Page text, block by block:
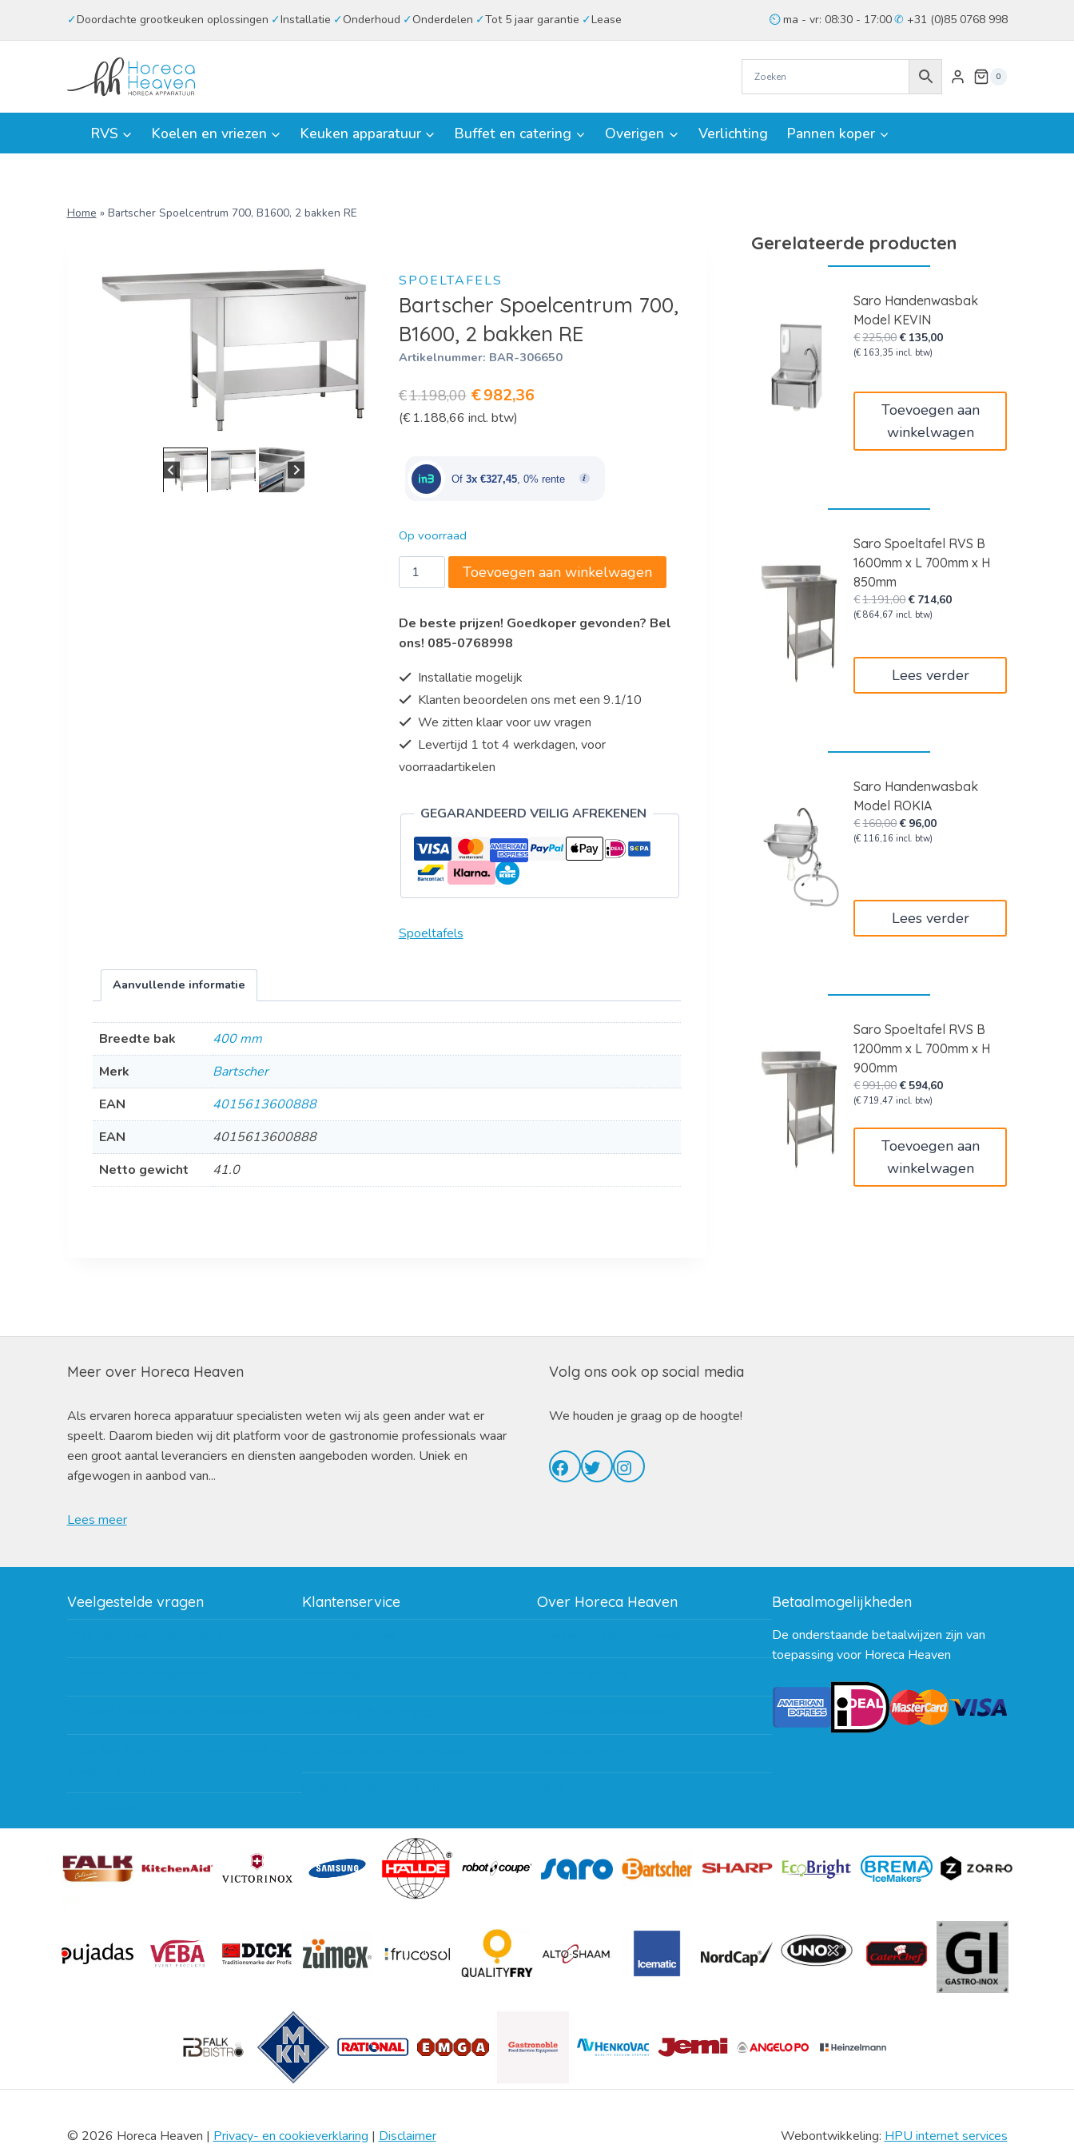
Doordachte grootkeuken oplossingen Installatie Onderhoud Onderdelen Tot 5 jaar garantie Lease ma - vr: 08:30 - 17:00 +31 (0)85 0768 998
0
RVS Koelen en vriezen Keuken apparatuur Buffet en catering Overigen Verlichting Pannen koper
Home » Bartscher Spoelcentrum 700, B1600, 2 bakken RE
SPOELTAFELS
Bartscher Spoelcentrum 700,
B1600, 2 bakken RE
Artikelnummer: BAR-306650
€1.198,00 Oorspronkelijke
prijs
€1.198,00.
€982,36Huidige
€982,36.
(€ 1.188,66 incl. btw)
Of 3x €327,45, 0% rente
Op voorraad
Bartscher
Spoelcentrum
B1600,
2
RE
aantal
Toevoegen aan winkelwagen
De beste prijzen! Goedkoper gevonden? Bel
ons! 085-0768998
Installatie mogelijk
Klanten beoordelen ons met een 9.1/10
We zitten klaar voor uw vragen
Levertijd 1 tot 4 werkdagen, voor
voorraadartikelen
GEGARANDEERD VEILIG AFREKENEN
Spoeltafels
Aanvullende informatie
Breedte bak
400 mm
Merk
Bartscher
EAN
4015613600888
EAN
4015613600888
Netto gewicht
41.0
Gerelateerde producten
Saro Handenwasbak
Model KEVIN
€225,00Oorspronkelijke
prijs
€ 135,00Huidige
(€ 163,35 incl. btw)
Toevoegen aan
winkelwagen
Saro Spoeltafel RVS B
1600mm x L 700mm x H
850mm
€1.191,00Oorspronkelijke
prijs
€ 714,60Huidige
(€ 864,67 incl. btw)
Lees verder
Saro Handenwasbak
Model ROKIA
€160,00Oorspronkelijke
prijs
€ 96,00Huidige
(€ 116,16 incl. btw)
Lees verder
Saro Spoeltafel RVS B
1200mm x L 700mm x H
900mm
€991,00Oorspronkelijke
prijs
€ 594,60Huidige
(€ 719,47 incl. btw)
Toevoegen aan
winkelwagen
Meer over Horeca Heaven
Als ervaren horeca apparatuur specialisten weten wij als geen ander wat er
speelt. Daarom bieden wij dit platform voor de gastronomie professionals waar
een groot aantal leveranciers en diensten aangeboden worden. Uniek en
afgewogen in aanbod van...
Lees meer
Volg ons ook op social media
We houden je graag op de hoogte!
Facebook
TwitterInstagram
Veelgestelde vragen Klantenservice
Subsidie regeling EIA 2020
Over Horeca Heaven Betaalmogelijkheden
De onderstaande betaalwijzen zijn van
toepassing voor Horeca Heaven
© 2026 Horeca Heaven | Privacy- en cookieverklaring | Disclaimer Webontwikkeling: HPU internet services